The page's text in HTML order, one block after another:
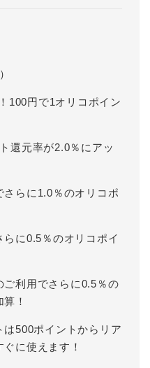
100円で1オリコポイン
還元率が2.0％にアッ
らに1.0％のオリコポ
に0.5％のオリコポイ
ご利用でさらに0.5％の
！
500ポイントからリア
に使えます！